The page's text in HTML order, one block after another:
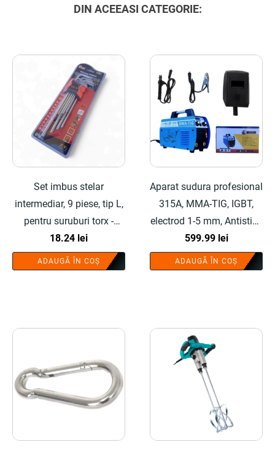
DIN ACEEASI CATEGORIE:
Set imbus stelar
intermediar, 9 piese, tip L,
pentru suruburi torx -
COBI SMART®
18.24 lei
ADAUGĂ ÎN COȘ
Aparat sudura profesional
315A, MMA-TIG, IGBT,
electrod 1-5 mm, Antistick
- COBI SMART®
599.99 lei
ADAUGĂ ÎN COȘ